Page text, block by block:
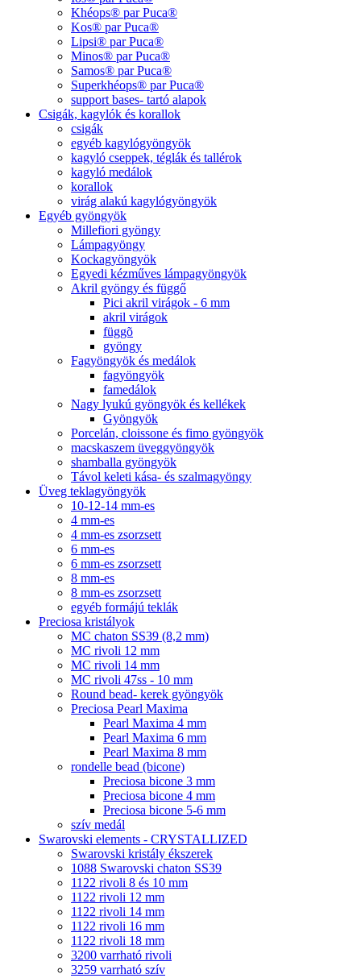
Khéops® par Puca®
Kos® par Puca®
Lipsi® par Puca®
Minos® par Puca®
Samos® par Puca®
Superkhéops® par Puca®
support bases- tartó alapok
Csigák, kagylók és korallok
csigák
egyéb kagylógyöngyök
kagyló cseppek, téglák és tallérok
kagyló medálok
korallok
virág alakú kagylógyöngyök
Egyéb gyöngyök
Millefiori gyöngy
Lámpagyöngy
Kockagyöngyök
Egyedi kézműves lámpagyöngyök
Akril gyöngy és függő
Pici akril virágok - 6 mm
akril virágok
függõ
gyöngy
Fagyöngyök és medálok
fagyöngyök
famedálok
Nagy lyukú gyöngyök és kellékek
Gyöngyök
Porcelán, cloissone és fimo gyöngyök
macskaszem üveggyöngyök
shamballa gyöngyök
Távol keleti kása- és szalmagyöngy
Üveg teklagyöngyök
10-12-14 mm-es
4 mm-es
4 mm-es zsorzsett
6 mm-es
6 mm-es zsorzsett
8 mm-es
8 mm-es zsorzsett
egyéb formájú teklák
Preciosa kristályok
MC chaton SS39 (8,2 mm)
MC rivoli 12 mm
MC rivoli 14 mm
MC rivoli 47ss - 10 mm
Round bead- kerek gyöngyök
Preciosa Pearl Maxima
Pearl Maxima 4 mm
Pearl Maxima 6 mm
Pearl Maxima 8 mm
rondelle bead (bicone)
Preciosa bicone 3 mm
Preciosa bicone 4 mm
Preciosa bicone 5-6 mm
szív medál
Swarovski elements - CRYSTALLIZED
Swarovski kristály ékszerek
1088 Swarovski chaton SS39
1122 rivoli 8 és 10 mm
1122 rivoli 12 mm
1122 rivoli 14 mm
1122 rivoli 16 mm
1122 rivoli 18 mm
3200 varrható rivoli
3259 varrható szív